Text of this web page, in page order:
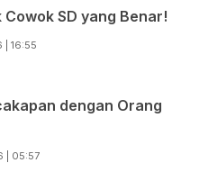
SD yang Benar!
| 16:55
dengan Orang
| 05:57